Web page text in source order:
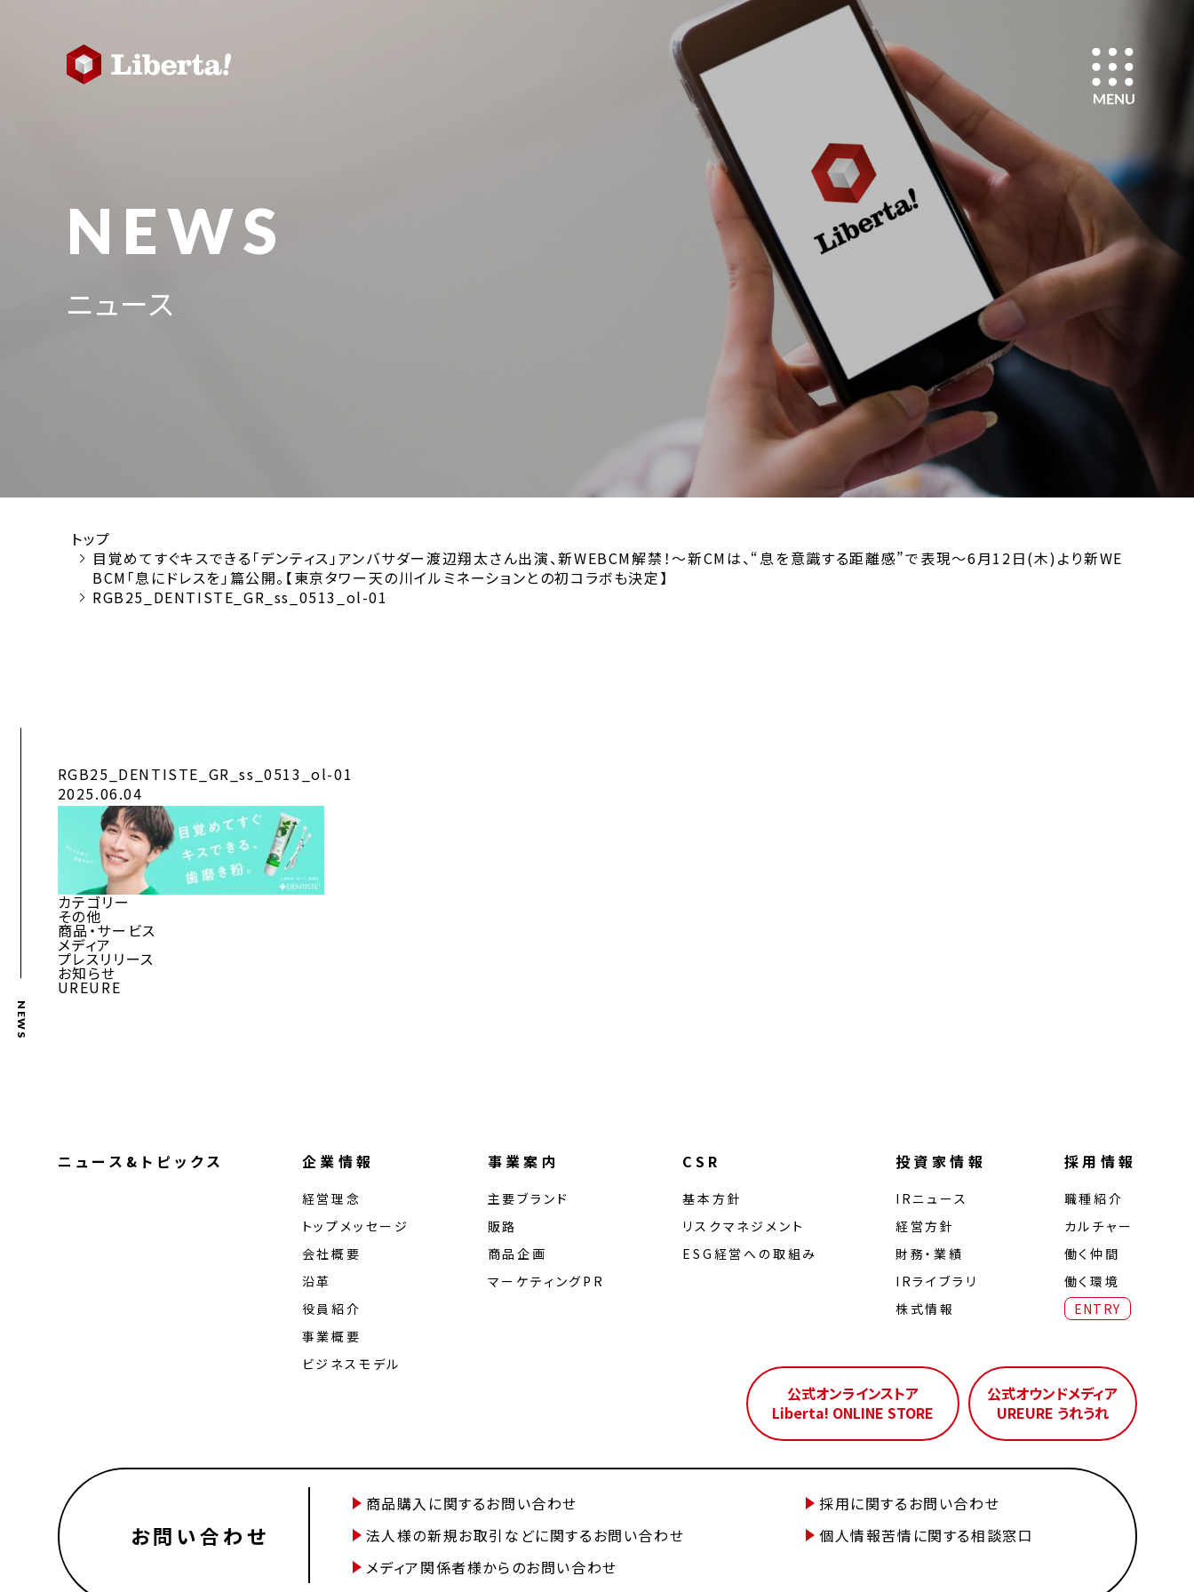
NEWS
ニュース
トップ
目覚めてすぐキスできる「デンティス」アンバサダー渡辺翔太さん出演、新WEBCM解禁！～新CMは、“息を意識する距離感”で表現～6月12日(木)より新WE
BCM「息にドレスを」篇公開。【東京タワー天の川イルミネーションとの初コラボも決定】
RGB25_DENTISTE_GR_ss_0513_ol-01
NEWS
RGB25_DENTISTE_GR_ss_0513_ol-01
2025.06.04
カテゴリー
その他
商品・サービス
メディア
プレスリリース
お知らせ
UREURE
ニュース&トピックス 企業情報
経営理念
トップメッセージ
会社概要
沿革
役員紹介
事業概要
ビジネスモデル
事業案内
主要ブランド
販路
商品企画
マーケティングPR
CSR
基本方針
リスクマネジメント
ESG経営への取組み
投資家情報
IRニュース
経営⽅針
財務・業績
IRライブラリ
株式情報
採用情報
職種紹介
カルチャー
働く仲間
働く環境
ENTRY
公式オンラインストア
Liberta! ONLINE STORE
公式オウンドメディア
UREURE うれうれ
お問い合わせ
商品購入に関するお問い合わせ
採用に関するお問い合わせ
法人様の新規お取引などに関するお問い合わせ
個人情報苦情に関する相談窓口
メディア関係者様からのお問い合わせ